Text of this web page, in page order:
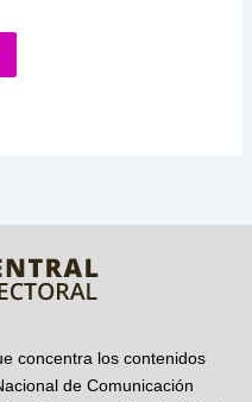
concentra los contenidos
de Comunicación